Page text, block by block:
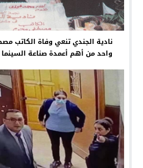
نادية الجندي تنعي وفاة الكاتب
واحد من أهم أعمدة صناعة السينما